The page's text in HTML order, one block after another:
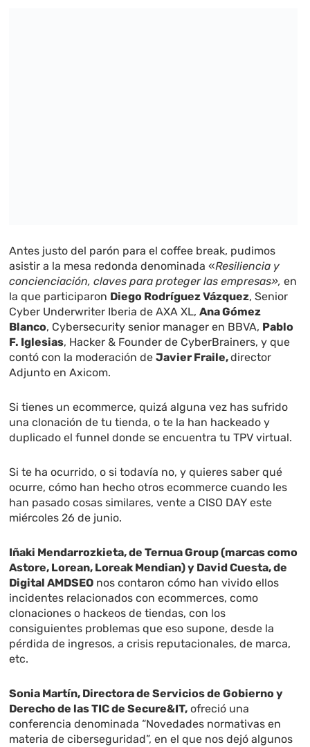
Antes justo del parón para el coffee break, pudimos
asistir a la mesa redonda denominada «Resiliencia y
concienciación, claves para proteger las empresas», en
la que participaron Diego Rodríguez Vázquez, Senior
Cyber Underwriter Iberia de AXA XL,Ana Gómez
Blanco, Cybersecurity senior manager en BBVA, Pablo
F. Iglesias, Hacker & Founder de CyberBrainers, y que
contó con la moderación deJavier Fraile,director
Adjunto en Axicom.
Si tienes un ecommerce, quizá alguna vez has sufrido
una clonación de tu tienda, o te la han hackeado y
duplicado el funnel donde se encuentra tu TPV virtual.
Si te ha ocurrido, o si todavía no, y quieres saber qué
ocurre, cómo han hecho otros ecommerce cuando les
han pasado cosas similares, vente a CISO DAY este
miércoles 26 de junio.
Iñaki Mendarrozkieta, de Ternua Group (marcas como
Astore, Lorean, Loreak Mendian) y David Cuesta, de
Digital AMDSEO nos contaron cómo han vivido ellos
incidentes relacionados con ecommerces, como
clonaciones o hackeos de tiendas, con los
consiguientes problemas que eso supone, desde la
pérdida de ingresos, a crisis reputacionales, de marca,
etc.
Sonia Martín, Directora de Servicios de Gobierno y
Derecho de las TIC de Secure&IT, ofreció una
conferencia denominada “Novedades normativas en
materia de ciberseguridad”, en el que nos dejó algunos